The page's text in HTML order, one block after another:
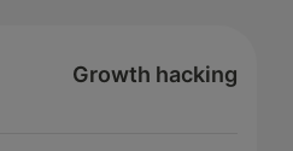
Growth hacking